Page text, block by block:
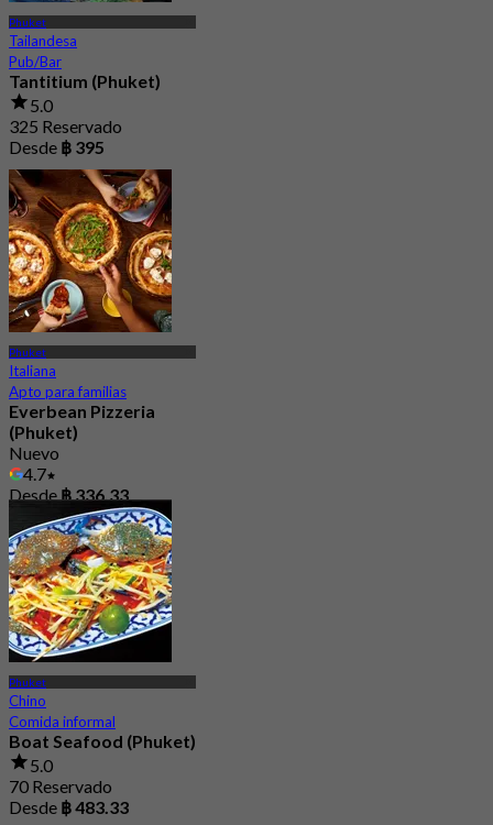
Phuket
Tailandesa
Pub/Bar
Tantitium (Phuket)
5.0
325 Reservado
Desde ฿ 395
Phuket
Italiana
Apto para familias
Everbean Pizzeria
(Phuket)
Nuevo
4.7
Desde ฿ 336.33
Phuket
Chino
Comida informal
Boat Seafood (Phuket)
5.0
70 Reservado
Desde ฿ 483.33